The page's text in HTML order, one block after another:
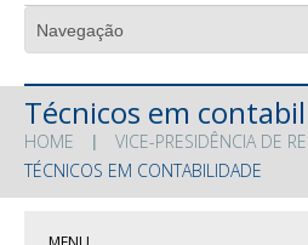
Técnicos em
HOME VICE-PRESIDÊNCIA DE
TÉCNICOS EM CONTABILIDADE